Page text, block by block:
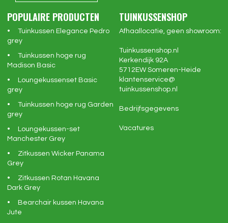
POPULAIRE PRODUCTEN
Tuinkussen Elegance Pedro
grey
Tuinkussen hoge rug
Madison Basic
Loungekussenset Basic
grey
Tuinkussen hoge rug Garden
grey
Loungekussen-set
Manchester Grey
Zitkussen Wicker Panama
Grey
Zitkussen Rotan Havana
Dark Grey
Bearchair kussen Havana
Jute
TUINKUSSENSHOP
Afhaallocatie, geen showroom:
Tuinkussenshop.nl
Kerkendijk 92A
5712EW Someren-Heide
klantenservice@
tuinkussenshop.nl
Bedrijfsgegevens
Vacatures